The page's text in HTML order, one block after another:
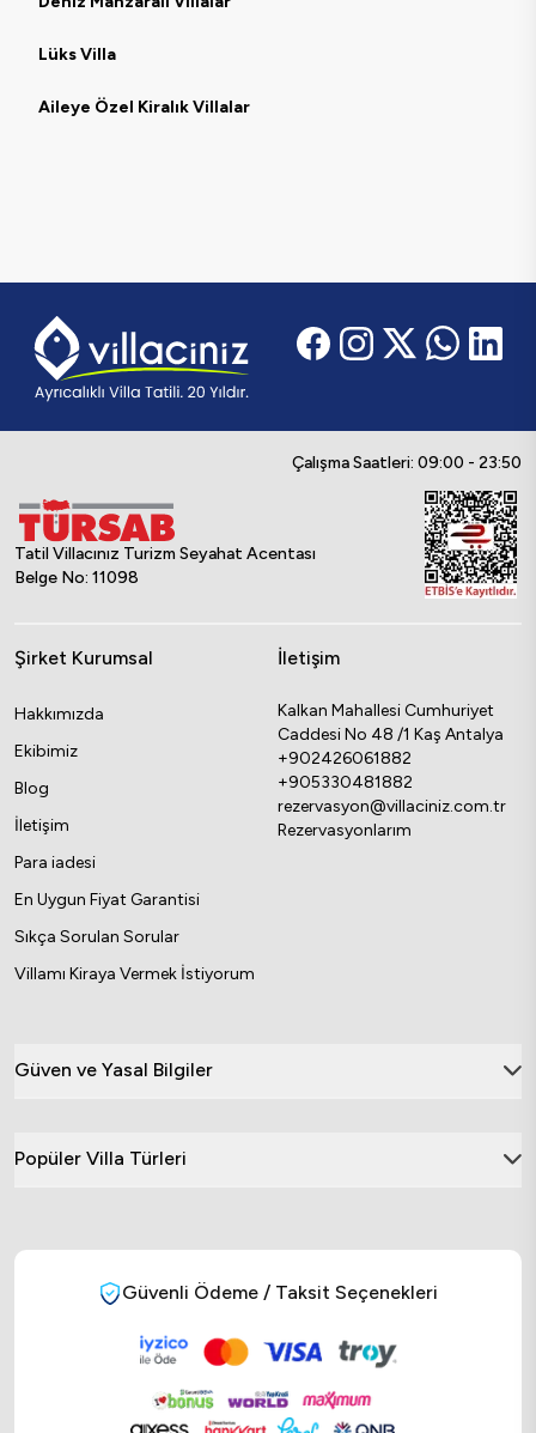
Lüks Villa
Aileye Özel Kiralık Villalar
Çalışma Saatleri: 09:00 - 23:50
Tatil Villacınız Turizm Seyahat Acentası
Belge No: 11098
Şirket Kurumsal
Hakkımızda
Ekibimiz
Blog
İletişim
Para iadesi
En Uygun Fiyat Garantisi
Sıkça Sorulan Sorular
Villamı Kiraya Vermek İstiyorum
İletişim
Kalkan Mahallesi Cumhuriyet
Caddesi No 48 /1 Kaş Antalya
+902426061882
+905330481882
rezervasyon@villaciniz.com.tr
Rezervasyonlarım
Güven ve Yasal Bilgiler
Popüler Villa Türleri
Güvenli Ödeme / Taksit Seçenekleri